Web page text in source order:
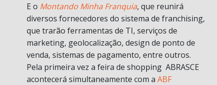
E o Montando Minha Franquia, que reunirá
diversos fornecedores do sistema de franchising,
que trarão ferramentas de TI, serviços de
marketing, geolocalização, design de ponto de
venda, sistemas de pagamento, entre outros.
Pela primeira vez a feira de shopping ABRASCE
acontecerá simultaneamente com a ABF